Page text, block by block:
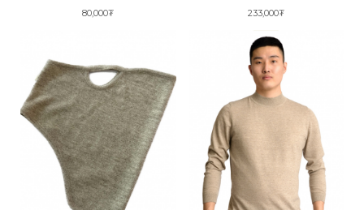
80,000₮
233,000₮